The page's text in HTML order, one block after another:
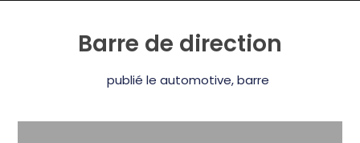
Barre de direction
publié le automotive,barre